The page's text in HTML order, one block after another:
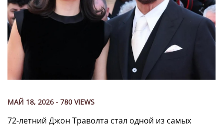
МАЙ 18, 2026 - 780 VIEWS
72-летний Джон Траволта стал одной из самых